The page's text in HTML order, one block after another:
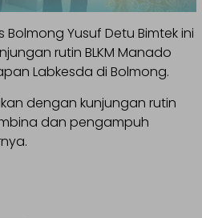
Bolmong Yusuf Detu Bimtek ini
rutin BLKM Manado
Labkesda di Bolmong.
dengan kunjungan rutin
dan pengampuh